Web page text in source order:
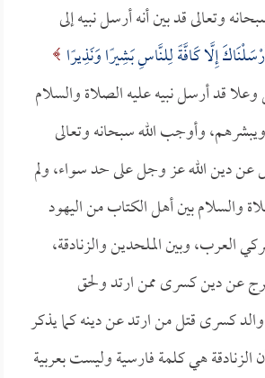
وتعالى قد بين أنه أرسل نبيه إلى
إِلَّا كَافَّةً لِلنَّاسِ بَشِيرًا وَنَذِيرًا
جل وعلا قد أرسل نبيه عليه الصلاة والسلام
وأوجب الله سبحانه وتعالى
دين الله عز وجل على حد سواء، ولم
والسلام بين أهل الكتاب من اليهود
العرب، وبين الملحدين والزنادقة،
عن دين كسرى ممن ارتد ولحق
كسرى قتل من ارتد عن دينه كما يذكر
الزنادقة هي كلمة فارسية وليست بعربية